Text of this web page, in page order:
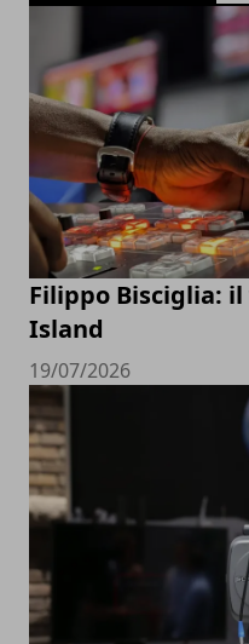
Filippo Bisciglia:
Island
19/07/2026